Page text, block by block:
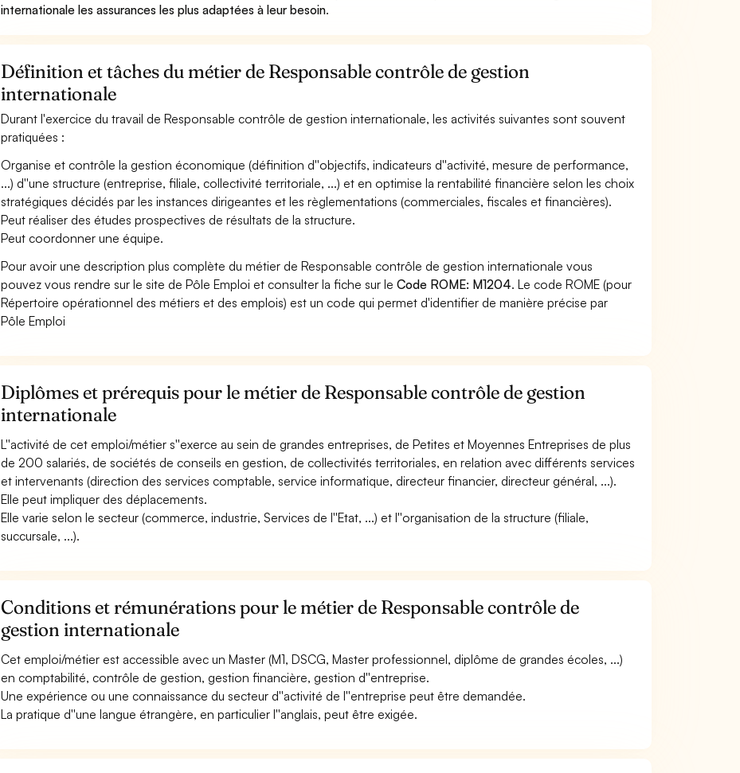
internationale les assurances les plus adaptées à leur besoin.
Définition et tâches du métier de Responsable contrôle de gestion
internationale
Durant l'exercice du travail de Responsable contrôle de gestion internationale, les activités suivantes sont souvent
pratiquées :
Organise et contrôle la gestion économique (définition d''objectifs, indicateurs d''activité, mesure de performance,
...) d''une structure (entreprise, filiale, collectivité territoriale, ...) et en optimise la rentabilité financière selon les choix
stratégiques décidés par les instances dirigeantes et les règlementations (commerciales, fiscales et financières).
Peut réaliser des études prospectives de résultats de la structure.
Peut coordonner une équipe.
Pour avoir une description plus complète du métier de Responsable contrôle de gestion internationale vous
pouvez vous rendre sur le site de Pôle Emploi et consulter la fiche sur leCode ROME: M1204. Le code ROME (pour
Répertoire opérationnel des métiers et des emplois) est un code qui permet d'identifier de manière précise par
Pôle Emploi
Diplômes et prérequis pour le métier de Responsable contrôle de gestion
internationale
L''activité de cet emploi/métier s''exerce au sein de grandes entreprises, de Petites et Moyennes Entreprises de plus
de 200 salariés, de sociétés de conseils en gestion, de collectivités territoriales, en relation avec différents services
et intervenants (direction des services comptable, service informatique, directeur financier, directeur général, ...).
Elle peut impliquer des déplacements.
Elle varie selon le secteur (commerce, industrie, Services de l''Etat, ...) et l''organisation de la structure (filiale,
succursale, ...).
Conditions et rémunérations pour le métier de Responsable contrôle de
gestion internationale
Cet emploi/métier est accessible avec un Master (M1, DSCG, Master professionnel, diplôme de grandes écoles, ...)
en comptabilité, contrôle de gestion, gestion financière, gestion d''entreprise.
Une expérience ou une connaissance du secteur d''activité de l''entreprise peut être demandée.
La pratique d''une langue étrangère, en particulier l''anglais, peut être exigée.